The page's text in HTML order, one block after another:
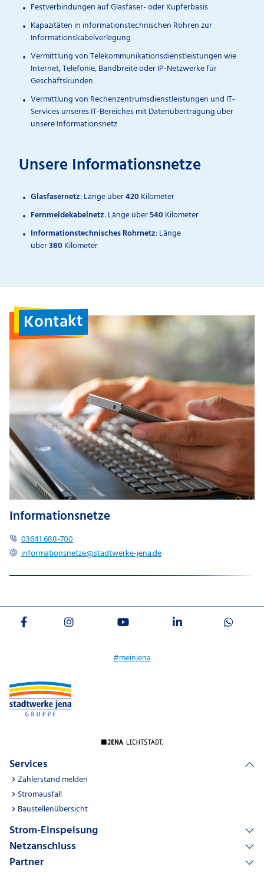
Festverbindungen auf Glasfaser- oder Kupferbasis
Kapazitäten in informationstechnischen Rohren zur
Informationskabelverlegung
Vermittlung von Telekommunikationsdienstleistungen wie
Internet, Telefonie, Bandbreite oder IP-Netzwerke für
Geschäftskunden
Vermittlung von Rechenzentrumsdienstleistungen und IT-
Services unseres IT-Bereiches mit Datenübertragung über
unsere Informationsnetz
Unsere Informationsnetze
Glasfasernetz: Länge über420 Kilometer
Fernmeldekabelnetz: Länge über540 Kilometer
Informationstechnisches Rohrnetz: Länge
über380 Kilometer
Kontakt
Informationsnetze
03641 688-700
informationsnetze@​stadtwerke-jena.de
#meinjena
Services
Zählerstand melden
Stromausfall
Baustellenübersicht
Strom-Einspeisung
Netzanschluss
Partner